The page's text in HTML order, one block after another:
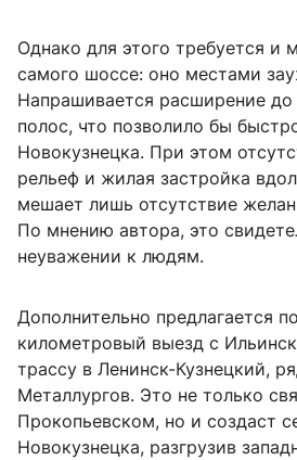
Однако для этого требуется и
самого шоссе: оно местами
Напрашивается расширение
полос, что позволило бы
Новокузнецка. При этом
рельеф и жилая застройка
мешает лишь отсутствие
По мнению автора, это
неуважении к людям.
Дополнительно предлагается
километровый выезд с
трассу в Ленинск-Кузнецкий,
Металлургов. Это не только
Прокопьевском, но и создаст
Новокузнецка, разгрузив